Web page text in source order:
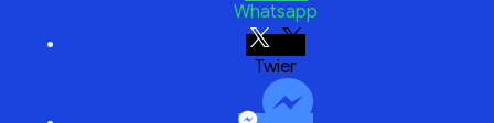
Whatsapp
Twitter